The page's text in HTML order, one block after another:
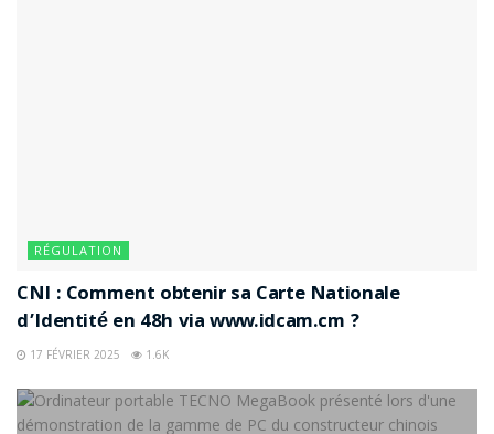
RÉGULATION
CNI : Comment obtenir sa Carte Nationale
d’Identité en 48h via www.idcam.cm ?
17 FÉVRIER 2025 1.6K